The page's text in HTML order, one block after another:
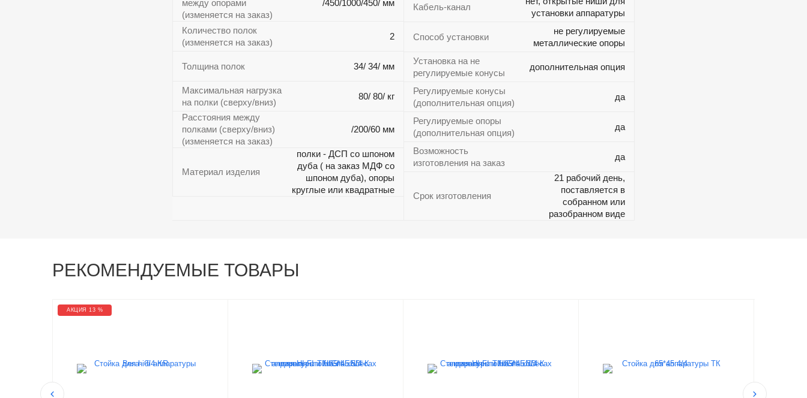
между опорами
(изменяется на заказ)
/450/1000/450/ мм
Количество полок
(изменяется на заказ)
2
Толщина полок 34/ 34/ мм
Максимальная нагрузка
на полки (сверху/вниз)
80/ 80/ кг
Расстояния между
полками (сверху/вниз)
(изменяется на заказ)
/200/60 мм
Материал изделия
полки - ДСП со шпоном
дуба ( на заказ МДФ со
шпоном дуба), опоры
круглые или квадратные
Кабель-канал
установки аппаратуры
Способ установки
не регулируемые
металлические опоры
Установка на не
регулируемые конусы
дополнительная опция
Регулируемые конусы
(дополнительная опция)
да
Регулируемые опоры
(дополнительная опция)
да
Возможность
изготовления на заказ
да
Срок изготовления
21 рабочий день,
поставляется в
собранном или
разобранном виде
РЕКОМЕНДУЕМЫЕ ТОВАРЫ
АКЦИЯ 13 %